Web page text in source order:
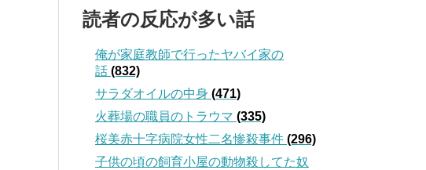
読者の反応が多い話
俺が家庭教師で行ったヤバイ家の
話 (832)
サラダオイルの中身 (471)
火葬場の職員のトラウマ (335)
桜美赤十字病院女性二名惨殺事件 (296)
子供の頃の飼育小屋の動物殺してた奴